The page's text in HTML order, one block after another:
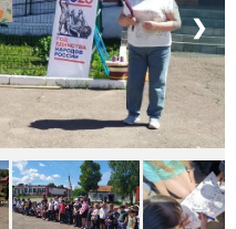
❯